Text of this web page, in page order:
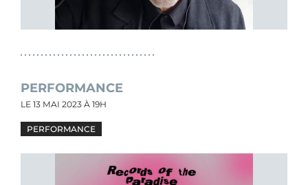
PERFORMANCE
LE 13 MAI 2023 À 19H
PERFORMANCE